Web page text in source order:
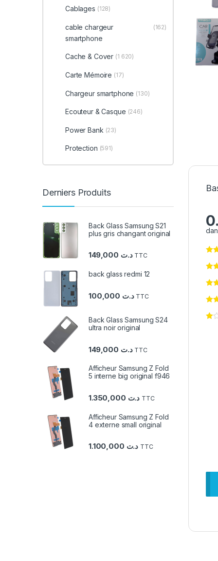
Cablages (128)
cable chargeur
smartphone
(162)
Cache & Cover (1 620)
Carte Mémoire (17)
Chargeur smartphone (130)
Ecouteur & Casque (246)
Power Bank (23)
Protection (591)
Derniers Produits
Back Glass Samsung S21
plus gris changant original
د.ت TTC
back glass redmi 12
د.ت TTC
Back Glass Samsung S24
ultra noir original
د.ت TTC
Afficheur Samsung Z Fold
5 interne big original f946
د.ت TTC
Afficheur Samsung Z Fold
4 externe small original
د.ت TTC